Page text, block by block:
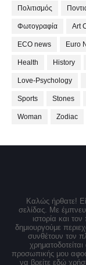
Πολιτισμός
Φωτογραφία Art
ECO news Euro
Health History
Love-Psychology
Sports Stones
Woman Zodiac
Καλώς ήρθατε!
σελίδας. Με
ιστορία και
δημιουργούμε
συνθέτουν τον
προσωπικής μου
να βρείτε εδώ